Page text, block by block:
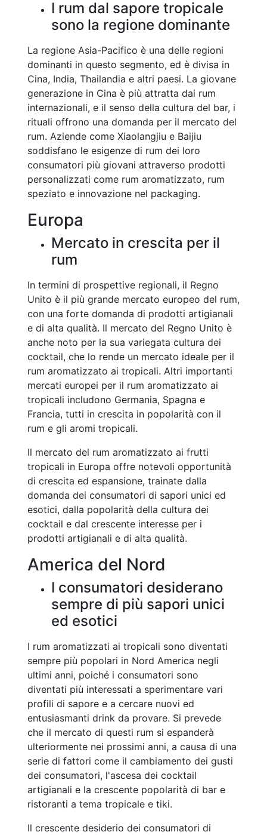
I rum dal sapore tropicale
sono la regione dominante
La regione Asia-Pacifico è una delle regioni
dominanti in questo segmento, ed è divisa in
Cina, India, Thailandia e altri paesi. La giovane
generazione in Cina è più attratta dai rum
internazionali, e il senso della cultura del bar, i
rituali offrono una domanda per il mercato del
rum. Aziende come Xiaolangjiu e Baijiu
soddisfano le esigenze di rum dei loro
consumatori più giovani attraverso prodotti
personalizzati come rum aromatizzato, rum
speziato e innovazione nel packaging.
Europa
Mercato in crescita per il
rum
In termini di prospettive regionali, il Regno
Unito è il più grande mercato europeo del rum,
con una forte domanda di prodotti artigianali
e di alta qualità. Il mercato del Regno Unito è
anche noto per la sua variegata cultura dei
cocktail, che lo rende un mercato ideale per il
rum aromatizzato ai tropicali. Altri importanti
mercati europei per il rum aromatizzato ai
tropicali includono Germania, Spagna e
Francia, tutti in crescita in popolarità con il
rum e gli aromi tropicali.
Il mercato del rum aromatizzato ai frutti
tropicali in Europa offre notevoli opportunità
di crescita ed espansione, trainate dalla
domanda dei consumatori di sapori unici ed
esotici, dalla popolarità della cultura dei
cocktail e dal crescente interesse per i
prodotti artigianali e di alta qualità.
America del Nord
I consumatori desiderano
sempre di più sapori unici
ed esotici
I rum aromatizzati ai tropicali sono diventati
sempre più popolari in Nord America negli
ultimi anni, poiché i consumatori sono
diventati più interessati a sperimentare vari
profili di sapore e a cercare nuovi ed
entusiasmanti drink da provare. Si prevede
che il mercato di questi rum si espanderà
ulteriormente nei prossimi anni, a causa di una
serie di fattori come il cambiamento dei gusti
dei consumatori, l'ascesa dei cocktail
artigianali e la crescente popolarità di bar e
ristoranti a tema tropicale e tiki.
Il crescente desiderio dei consumatori di